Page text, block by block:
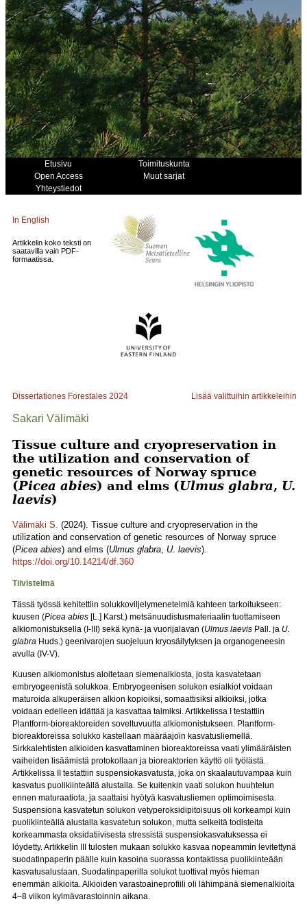
Etusivu
Toimituskunta
Open Access
Muut sarjat
Yhteystiedot
In English
Artikkelin koko teksti on
saatavilla vain PDF-
formaatissa.
Dissertationes Forestales 2024 Lisää valittuihin artikkeleihin
Sakari Välimäki
Tissue culture and cryopreservation in
the utilization and conservation of
genetic resources of Norway spruce
(Picea abies) and elms (Ulmus glabra, U.
laevis)
Välimäki S. (2024). Tissue culture and cryopreservation in the
utilization and conservation of genetic resources of Norway spruce
(Picea abies) and elms (Ulmus glabra, U. laevis).
https://doi.org/10.14214/df.360
Tiivistelmä
Tässä työssä kehitettiin solukkoviljelymenetelmiä kahteen tarkoitukseen:
kuusen (Picea abies [L.] Karst.) metsänuudistusmateriaalin tuottamiseen
alkiomonistuksella (I-III) sekä kynä- ja vuorijalavan (Ulmus laevis Pall. ja U.
glabra Huds.) geenivarojen suojeluun kryosäilytyksen ja organogeneesin
avulla (IV-V).
Kuusen alkiomonistus aloitetaan siemenalkiosta, josta kasvatetaan
embryogeenistä solukkoa. Embryogeenisen solukon esialkiot voidaan
maturoida alkuperäisen alkion kopioiksi, somaattisiksi alkioiksi, jotka
voidaan edelleen idättää ja kasvattaa taimiksi. Artikkelissa I testattiin
Plantform-bioreaktoreiden soveltuvuutta alkiomonistukseen. Plantform-
bioreaktoreissa solukko kastellaan määräajoin kasvatusliemellä.
Sirkkalehtisten alkioiden kasvattaminen bioreaktoreissa vaati ylimääräisten
vaiheiden lisäämistä protokollaan ja bioreaktorien käyttö oli työlästä.
Artikkelissa II testattiin suspensiokasvatusta, joka on skaalautuvampaa kuin
kasvatus puolikiinteällä alustalla. Se kuitenkin vaati solukon huuhtelun
ennen maturaatiota, ja saattaisi hyötyä kasvatusliemen optimoimisesta.
Suspensiona kasvatetun solukon vetyperoksidipitoisuus oli korkeampi kuin
puolikiinteällä alustalla kasvatetun solukon, mutta selkeitä todisteita
korkeammasta oksidatiivisesta stressistä suspensiokasvatuksessa ei
löydetty. Artikkelin III tulosten mukaan solukko kasvaa nopeammin levitettynä
suodatinpaperin päälle kuin kasoina suorassa kontaktissa puolikiinteään
kasvatusalustaan. Suodatinpaperilla solukot tuottivat myös hieman
enemmän alkioita. Alkioiden varastoaineprofiili oli lähimpänä siemenalkioita
4–8 viikon kylmävarastoinnin aikana.